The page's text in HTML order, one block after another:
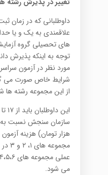
های تحصیلی گروه
توجه به اینکه پذیرش
شرایط خاص صورت می
از این مجموعه رشته ها
هزار تومان) هزینه
می شود.